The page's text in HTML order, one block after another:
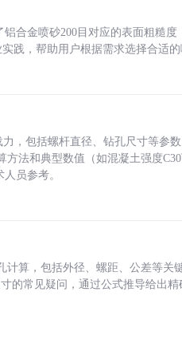
合金喷砂200目对应的表面粗糙度
践，帮助用户根据需求选择合适的
，包括螺杆直径、钻孔尺寸等参
方法和典型数值（如混凝土强度
员参考。
计算，包括外径、螺距、公差等关
的常见疑问，通过公式推导给出